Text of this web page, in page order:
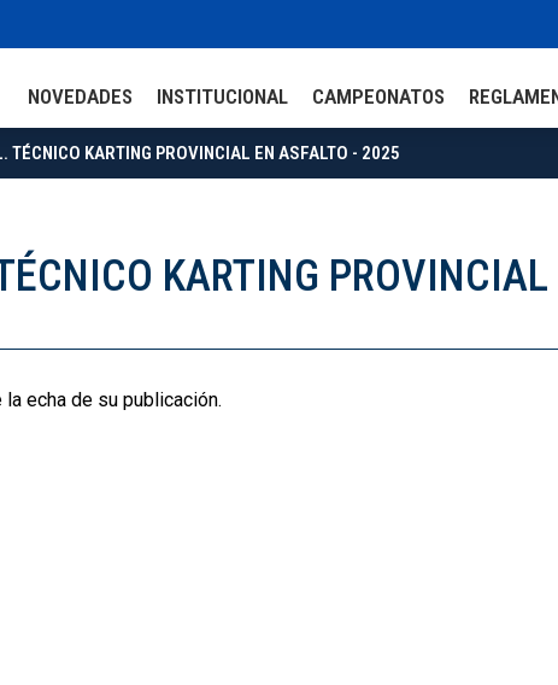
NOVEDADES INSTITUCIONAL CAMPEONATOS
TÉCNICO KARTING PROVINCIAL EN ASFALTO - 2025
KARTING
echa de su publicación.